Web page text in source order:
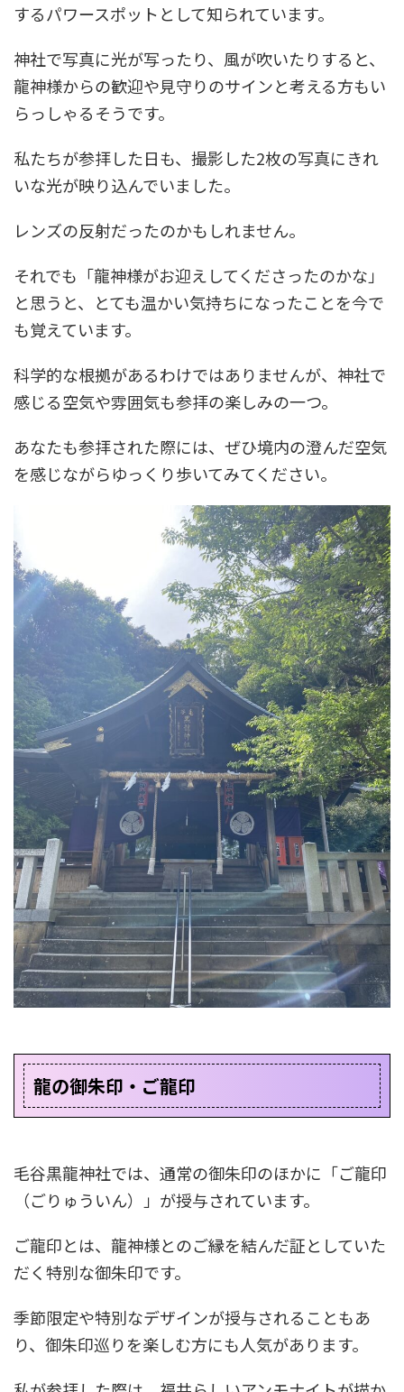
するパワースポットとして知られています。
神社で写真に光が写ったり、風が吹いたりすると、
龍神様からの歓迎や見守りのサインと考える方もい
らっしゃるそうです。
私たちが参拝した日も、撮影した2枚の写真にきれ
いな光が映り込んでいました。
レンズの反射だったのかもしれません。
それでも「龍神様がお迎えしてくださったのかな」
と思うと、とても温かい気持ちになったことを今で
も覚えています。
科学的な根拠があるわけではありませんが、神社で
感じる空気や雰囲気も参拝の楽しみの一つ。
あなたも参拝された際には、ぜひ境内の澄んだ空気
を感じながらゆっくり歩いてみてください。
龍の御朱印・ご龍印
毛谷黒龍神社では、通常の御朱印のほかに「ご龍印
（ごりゅういん）」が授与されています。
ご龍印とは、龍神様とのご縁を結んだ証としていた
だく特別な御朱印です。
季節限定や特別なデザインが授与されることもあ
り、御朱印巡りを楽しむ方にも人気があります。